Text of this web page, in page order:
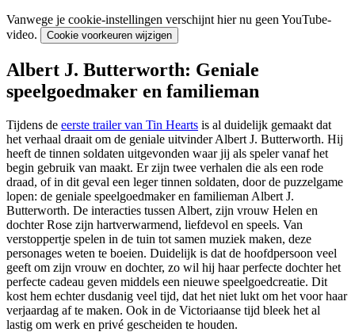
Vanwege je cookie-instellingen verschijnt hier nu geen YouTube-
video.
Cookie voorkeuren wijzigen
Albert J. Butterworth: Geniale
speelgoedmaker en familieman
Tijdens de eerste trailer van Tin Hearts is al duidelijk gemaakt dat
het verhaal draait om de geniale uitvinder Albert J. Butterworth. Hij
heeft de tinnen soldaten uitgevonden waar jij als speler vanaf het
begin gebruik van maakt. Er zijn twee verhalen die als een rode
draad, of in dit geval een leger tinnen soldaten, door de puzzelgame
lopen: de geniale speelgoedmaker en familieman Albert J.
Butterworth. De interacties tussen Albert, zijn vrouw Helen en
dochter Rose zijn hartverwarmend, liefdevol en speels. Van
verstoppertje spelen in de tuin tot samen muziek maken, deze
personages weten te boeien. Duidelijk is dat de hoofdpersoon veel
geeft om zijn vrouw en dochter, zo wil hij haar perfecte dochter het
perfecte cadeau geven middels een nieuwe speelgoedcreatie. Dit
kost hem echter dusdanig veel tijd, dat het niet lukt om het voor haar
verjaardag af te maken. Ook in de Victoriaanse tijd bleek het al
lastig om werk en privé gescheiden te houden.